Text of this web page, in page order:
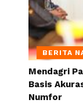
BERITA
Mendagri
Basis
Numfor